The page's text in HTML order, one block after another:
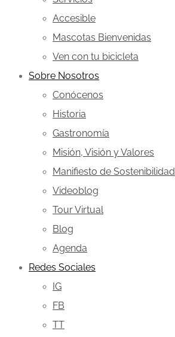
Accesible
Mascotas Bienvenidas
Ven con tu bicicleta
Sobre Nosotros
Conócenos
Historia
Gastronomía
Misión, Visión y Valores
Manifiesto de Sostenibilidad
Videoblog
Tour Virtual
Blog
Agenda
Redes Sociales
IG
FB
TT